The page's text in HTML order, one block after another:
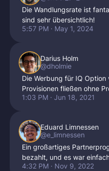
Die Wandlungsrate ist
sind sehr übersichtlich!
5:57 PM · May 1, 2024
Darius Holm
@dholmie
Die Werbung für IQ
Provisionen fließen ohne
1:03 PM · Jun 18, 2021
Eduard Limnessen
@e_limnessen
Ein großartiges
bezahlt, und es war
4:32 PM · Nov 9, 2022